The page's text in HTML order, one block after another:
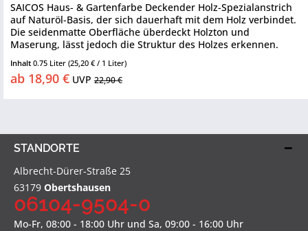
SAICOS Haus- & Gartenfarbe Deckender Holz-Spezialanstrich
auf Naturöl-Basis, der sich dauerhaft mit dem Holz verbindet.
Die seidenmatte Oberfläche überdeckt Holzton und
Maserung, lässt jedoch die Struktur des Holzes erkennen.
Inhalt 0.75 Liter (25,20 € / 1 Liter)
ab 18,90 € UVP 22,90 €
STANDORTE
Albrecht-Dürer-Straße 25
63179 Obertshausen
06104-9504-0
Mo-Fr, 08:00 - 18:00 Uhr und Sa, 09:00 - 16:00 Uhr